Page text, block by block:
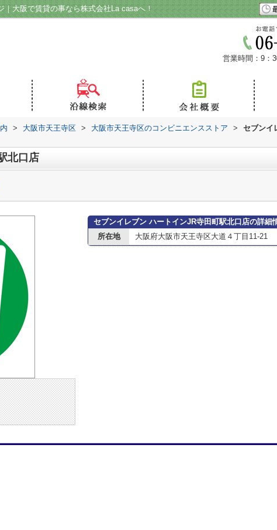
大阪で賃貸の事なら株式会社La casaへ！
営業時間：9：
> 大阪市天王寺区 > 大阪市天王寺区のコンビニエンスストア >
セブンイ
北口店
セブンイレブン ハートインJR寺田町駅北口店の詳細
所在地
大阪府大阪市天王寺区大道４丁目11-21